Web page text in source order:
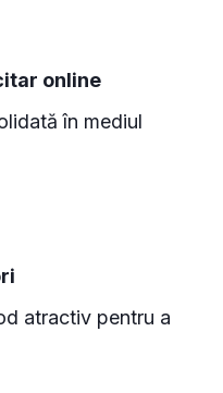
online
în mediul
atractiv pentru a